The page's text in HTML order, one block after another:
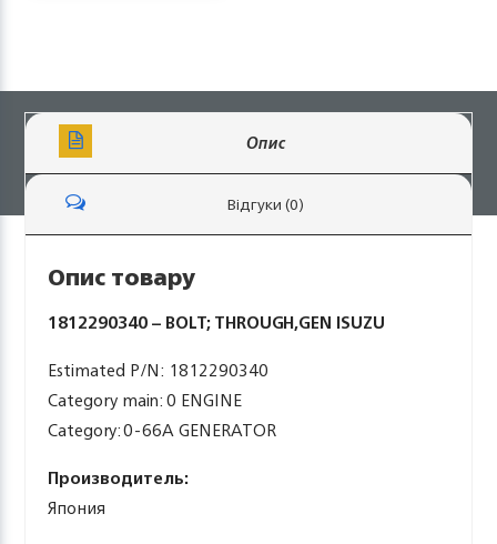
Опис
Відгуки (0)
Опис товару
1812290340 – BOLT; THROUGH,GEN ISUZU
Estimated P/N: 1812290340
Category main: 0 ENGINE
Category: 0-66A GENERATOR
Производитель:
Япония